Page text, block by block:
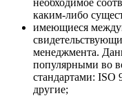
каким-либо
имеющиеся
менеджмента.
популярными во
стандартами: ISO
другие;